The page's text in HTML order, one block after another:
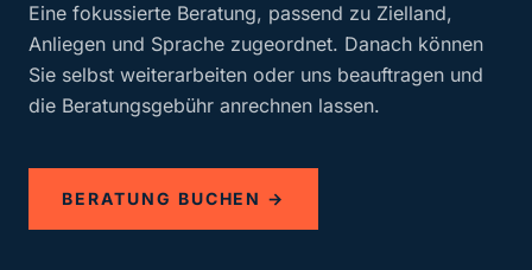
Eine fokussierte Beratung, passend zu Zielland,
Anliegen und Sprache zugeordnet. Danach können
Sie selbst weiterarbeiten oder uns beauftragen und
die Beratungsgebühr anrechnen lassen.
BERATUNG BUCHEN →